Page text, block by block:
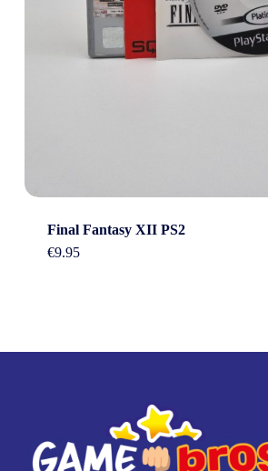
Final Fantasy XII PS2
€9.95